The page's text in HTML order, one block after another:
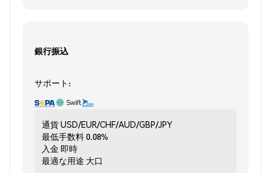
銀行振込
サポート:
通貨USD/EUR/CHF/AUD/GBP/JPY
最低手数料0.08%
入金 即時
最適な用途 大口